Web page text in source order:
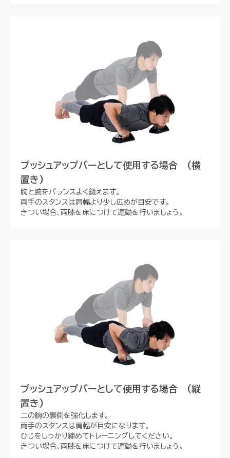
プッシュアップバーとして使用する場合 (横
置き)
胸と腕をバランスよく鍛えます。
両手のスタンスは肩幅より少し広めが目安です。
きつい場合、両膝を床につけて運動を行いましょう。
プッシュアップバーとして使用する場合 (縦
置き)
二の腕の裏側を強化します。
両手のスタンスは肩幅が目安になります。
ひじをしっかり締めてトレーニングしてください。
きつい場合、両膝を床につけて運動を行いましょう。